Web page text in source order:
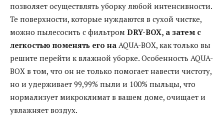
позволяет осуществлять уборку любой интенсивности.
Те поверхности, которые нуждаются в сухой чистке,
можно пылесосить с фильтром DRY-BOX, а затем с
легкостью поменять его на AQUA-BOX, как только вы
решите перейти к влажной уборке. Особенность AQUA-
BOX в том, что он не только помогает навести чистоту,
но и удерживает 99,99% пыли и 100% пыльцы, что
нормализует микроклимат в вашем доме, очищает и
увлажняет воздух.